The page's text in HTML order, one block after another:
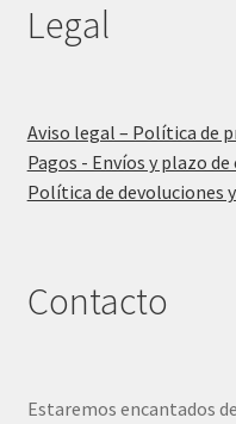
Legal
Aviso legal – Política de
Pagos - Envíos y plazo
Política de devoluciones
Contacto
Estaremos encantados